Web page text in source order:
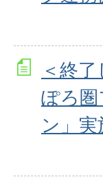
＜終
ぽろ
ン」実